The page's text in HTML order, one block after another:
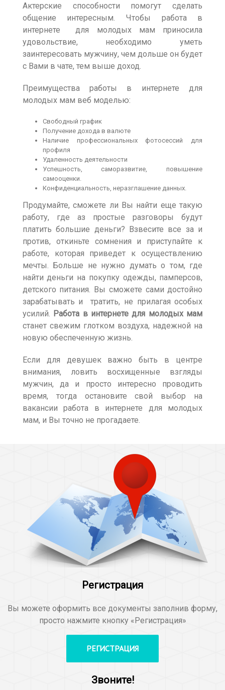
Актерские способности помогут сделать
общение интересным. Чтобы работа в
интернете для молодых мам приносила
удовольствие, необходимо уметь
заинтересовать мужчину, чем дольше он будет
с Вами в чате, тем выше доход.
Преимущества работы в интернете для
молодых мам веб моделью:
Свободный график
Получение дохода в валюте
Наличие профессиональных фотосессий для
профиля
Удаленность деятельности
Успешность, саморазвитие, повышение
самооценки.
Конфиденциальность, неразглашение данных.
Продумайте, сможете ли Вы найти еще такую
работу, где аз простые разговоры будут
платить большие деньги? Взвесите все за и
против, откиньте сомнения и приступайте к
работе, которая приведет к осуществлению
мечты. Больше не нужно думать о том, где
найти деньги на покупку одежды, памперсов,
детского питания. Вы сможете сами достойно
зарабатывать и тратить, не прилагая особых
усилий. Работа в интернете для молодых мам
станет свежим глотком воздуха, надежной на
новую обеспеченную жизнь.
Если для девушек важно быть в центре
внимания, ловить восхищенные взгляды
мужчин, да и просто интересно проводить
время, тогда остановите свой выбор на
вакансии работа в интернете для молодых
мам, и Вы точно не прогадаете.
Регистрация
Вы можете оформить все документы заполнив форму,
просто нажмите кнопку «Регистрация»
РЕГИСТРАЦИЯ
Звоните!